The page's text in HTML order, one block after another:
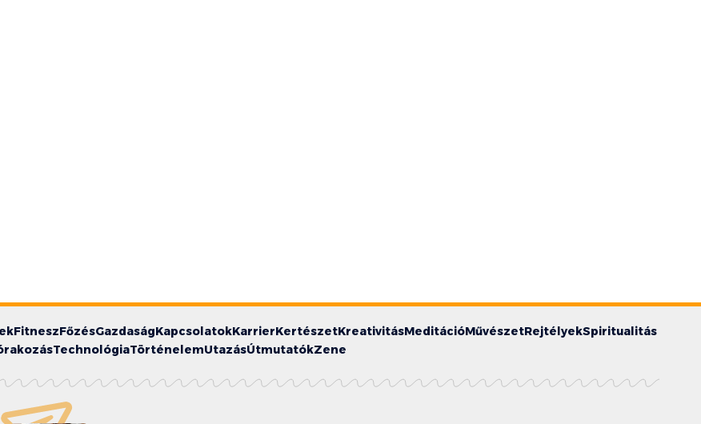
FitneszFőzésGazdaságKapcsolatokKarrierKertészetKreativitásMeditációMűvészetRejtélyekSpiritualitás
TechnológiaTörténelemUtazásÚtmutatókZene